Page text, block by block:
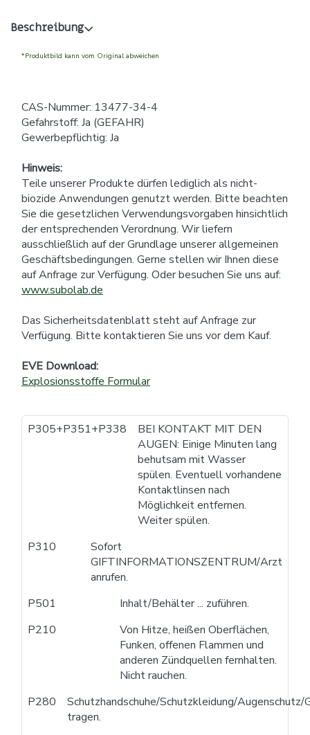
Beschreibung
*Produktbild kann vom Original abweichen
CAS-Nummer: 13477-34-4
Gefahrstoff: Ja (GEFAHR)
Gewerbepflichtig: Ja
Hinweis:
Teile unserer Produkte dürfen lediglich als nicht-
biozide Anwendungen genutzt werden. Bitte beachten
Sie die gesetzlichen Verwendungsvorgaben hinsichtlich
der entsprechenden Verordnung. Wir liefern
ausschließlich auf der Grundlage unserer allgemeinen
Geschäftsbedingungen. Gerne stellen wir Ihnen diese
auf Anfrage zur Verfügung. Oder besuchen Sie uns auf:
www.subolab.de
Das Sicherheitsdatenblatt steht auf Anfrage zur
Verfügung. Bitte kontaktieren Sie uns vor dem Kauf.
EVE Download:
Explosionsstoffe Formular
P305+P351+P338
BEI KONTAKT MIT DEN
AUGEN: Einige Minuten lang
behutsam mit Wasser
spülen. Eventuell vorhandene
Kontaktlinsen nach
Möglichkeit entfernen.
Weiter spülen.
P310
Sofort
GIFTINFORMATIONSZENTRUM/Arzt
anrufen.
P501
Inhalt/Behälter ... zuführen.
P210
Von Hitze, heißen Oberflächen,
Funken, offenen Flammen und
anderen Zündquellen fernhalten.
Nicht rauchen.
P280
Schutzhandschuhe/Schutzkleidung/Augenschutz/
tragen.